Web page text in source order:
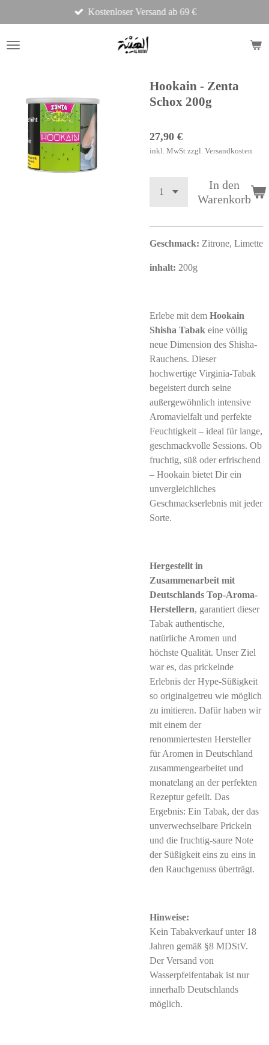
Hauptinhalt
springen
Kostenloser Versand ab 69 €
Hookain - Zenta
Schox 200g
27,90 €
inkl. MwSt zzgl. Versandkosten
In den
Warenkorb
Geschmack: Zitrone, Limette
inhalt: 200g
Erlebe mit dem Hookain
Shisha Tabak eine völlig
neue Dimension des Shisha-
Rauchens. Dieser
hochwertige Virginia-Tabak
begeistert durch seine
außergewöhnlich intensive
Aromavielfalt und perfekte
Feuchtigkeit – ideal für lange,
geschmackvolle Sessions. Ob
fruchtig, süß oder erfrischend
– Hookain bietet Dir ein
unvergleichliches
Geschmackserlebnis mit jeder
Sorte.
Hergestellt in
Zusammenarbeit mit
Deutschlands Top-Aroma-
Herstellern, garantiert dieser
Tabak authentische,
natürliche Aromen und
höchste Qualität. Unser Ziel
war es, das prickelnde
Erlebnis der Hype-Süßigkeit
so originalgetreu wie möglich
zu imitieren. Dafür haben wir
mit einem der
renommiertesten Hersteller
für Aromen in Deutschland
zusammengearbeitet und
monatelang an der perfekten
Rezeptur gefeilt. Das
Ergebnis: Ein Tabak, der das
unverwechselbare Prickeln
und die fruchtig-saure Note
der Süßigkeit eins zu eins in
den Rauchgenuss überträgt.
Hinweise:
Kein Tabakverkauf unter 18
Jahren gemäß §8 MDStV.
Der Versand von
Wasserpfeifentabak ist nur
innerhalb Deutschlands
möglich.